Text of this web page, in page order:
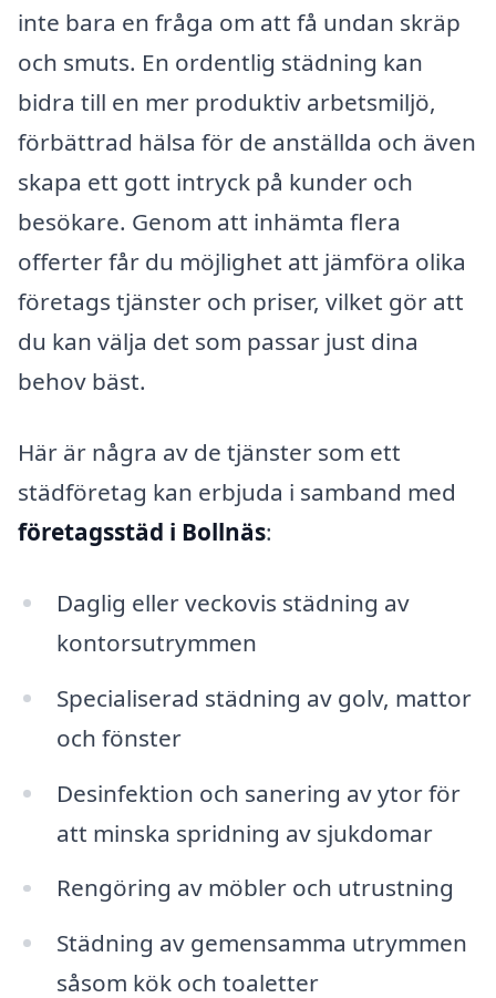
inte bara en fråga om att få undan skräp
och smuts. En ordentlig städning kan
bidra till en mer produktiv arbetsmiljö,
förbättrad hälsa för de anställda och även
skapa ett gott intryck på kunder och
besökare. Genom att inhämta flera
offerter får du möjlighet att jämföra olika
företags tjänster och priser, vilket gör att
du kan välja det som passar just dina
behov bäst.
Här är några av de tjänster som ett
städföretag kan erbjuda i samband med
företagsstäd i Bollnäs:
Daglig eller veckovis städning av
kontorsutrymmen
Specialiserad städning av golv, mattor
och fönster
Desinfektion och sanering av ytor för
att minska spridning av sjukdomar
Rengöring av möbler och utrustning
Städning av gemensamma utrymmen
såsom kök och toaletter